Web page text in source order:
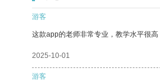
游客
这款app的老师非常专业，教学水平很高
2025-10-01
游客